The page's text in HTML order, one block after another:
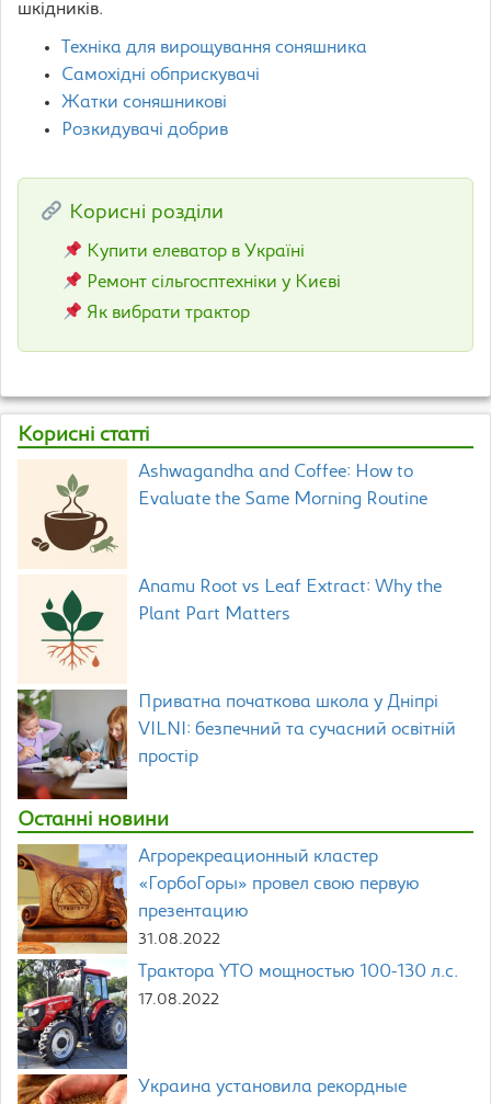
шкідників.
Техніка для вирощування соняшника
Самохідні обприскувачі
Жатки соняшникові
Розкидувачі добрив
Корисні розділи
Купити елеватор в Україні
Ремонт сільгосптехніки у Києві
Як вибрати трактор
Корисні статті
Ashwagandha and Coffee: How to
Evaluate the Same Morning Routine
Anamu Root vs Leaf Extract: Why the
Plant Part Matters
Приватна початкова школа у Дніпрі
VILNI: безпечний та сучасний освітній
простір
Останні новини
Агрорекреационный кластер
«ГорбоГоры» провел свою первую
презентацию
31.08.2022
Трактора YTO мощностью 100-130 л.с.
17.08.2022
Украина установила рекордные